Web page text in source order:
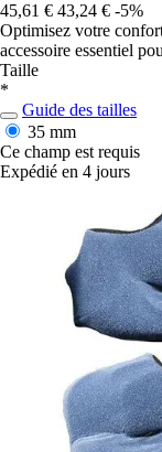
45,61 € 43,24 € -5%
Optimisez votre
accessoire essentiel
Taille
*
Guide des tailles
35 mm
Ce champ est requis
Expédié en 4 jours